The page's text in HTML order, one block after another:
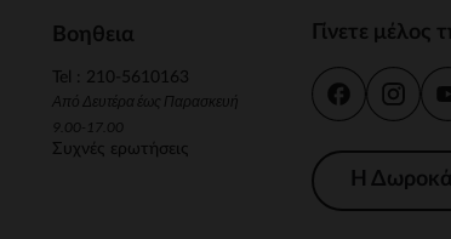
Βοηθεια
Tel : 210-5610163
Από Δευτέρα έως Παρασκευή
9.00-17.00
Συχνές ερωτήσεις
Γίνετε μέλος
Η